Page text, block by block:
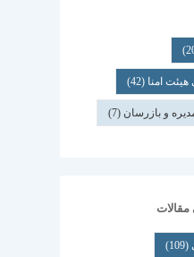
هیئت امنا (42)
و بازرسان (7)
(109)